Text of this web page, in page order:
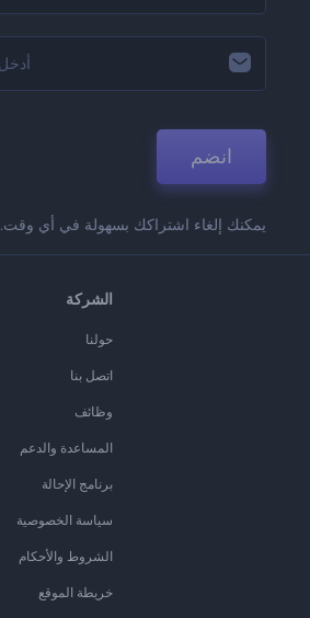
انضم
يمكنك إلغاء اشتراكك بسهولة في أي وقت.
الشركة
حولنا
اتصل بنا
وظائف
المساعدة والدعم
برنامج الإحالة
سياسة الخصوصية
الشروط والأحكام
خريطة الموقع